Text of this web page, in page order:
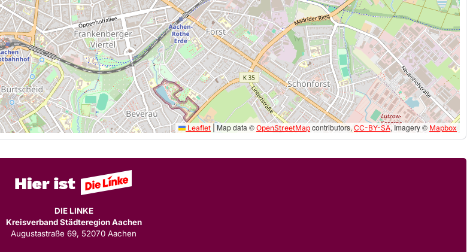
Leaflet Map data © OpenStreetMap contributors, CC-BY-SA, Imagery © Mapbox
DIE LINKE
Kreisverband Städteregion Aachen
Augustastraße 69, 52070 Aachen